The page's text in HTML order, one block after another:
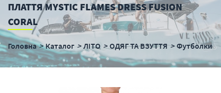
ПЛАТТЯ MYSTIC FLAMES DRESS FUSION
CORAL
Головна Каталог ЛІТО ОДЯГ ТА ВЗУТТЯ Футболки